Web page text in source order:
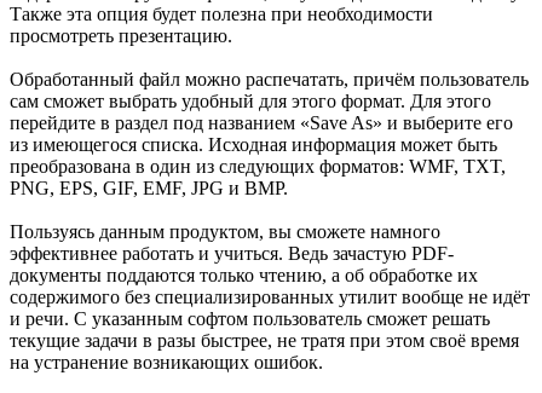
Также эта опция будет полезна при необходимости
просмотреть презентацию.
Обработанный файл можно распечатать, причём пользователь
сам сможет выбрать удобный для этого формат. Для этого
перейдите в раздел под названием «Save As» и выберите его
из имеющегося списка. Исходная информация может быть
преобразована в один из следующих форматов: WMF, TXT,
PNG, EPS, GIF, EMF, JPG и BMP.
Пользуясь данным продуктом, вы сможете намного
эффективнее работать и учиться. Ведь зачастую PDF-
документы поддаются только чтению, а об обработке их
содержимого без специализированных утилит вообще не идёт
и речи. С указанным софтом пользователь сможет решать
текущие задачи в разы быстрее, не тратя при этом своё время
на устранение возникающих ошибок.